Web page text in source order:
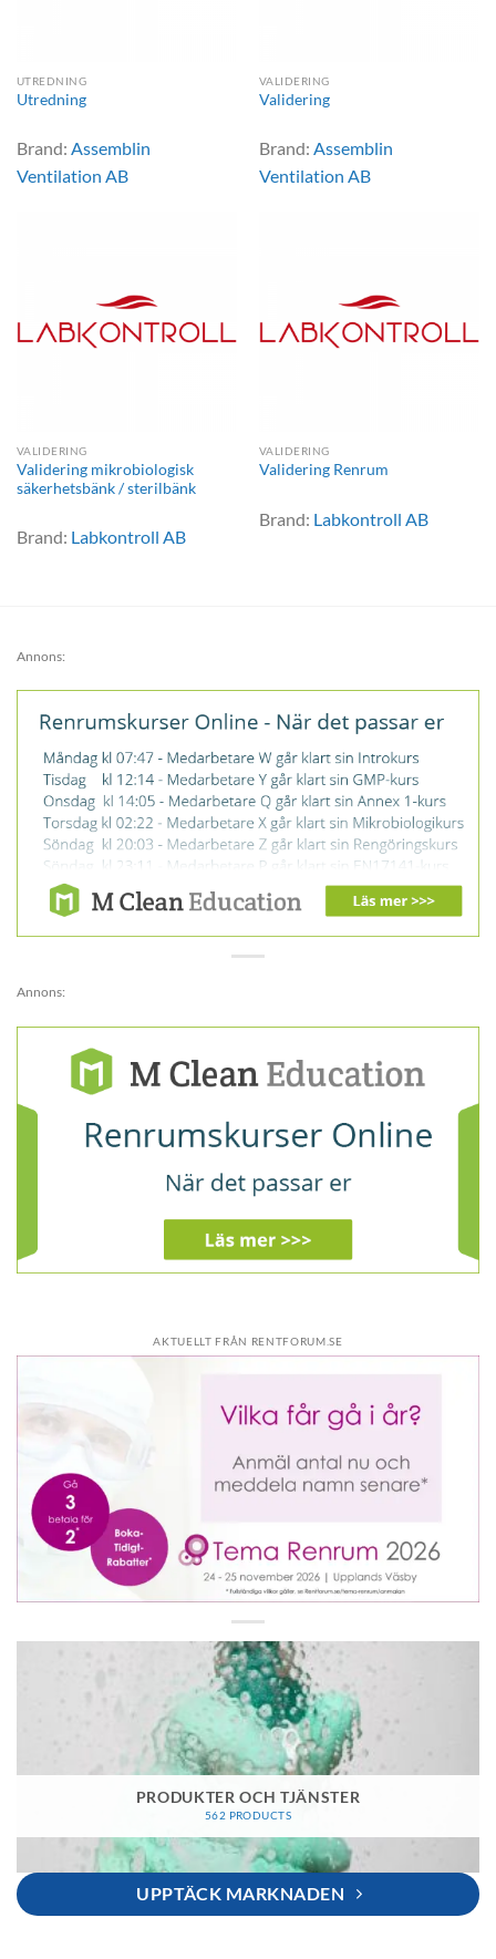
UTREDNING
Utredning
Brand: Assemblin
Ventilation AB
VALIDERING
Validering
Brand: Assemblin
Ventilation AB
VALIDERING
Validering mikrobiologisk
säkerhetsbänk / sterilbänk
Brand: Labkontroll AB
VALIDERING
Validering Renrum
Brand: Labkontroll AB
Annons:
Annons:
AKTUELLT FRÅN RENTFORUM.SE
PRODUKTER OCH TJÄNSTER
562 PRODUCTS
UPPTÄCK MARKNADEN